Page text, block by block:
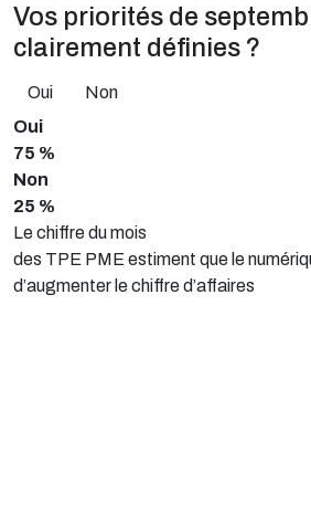
Vos priorités de
clairement définies ?
Oui
Non
Oui
75 %
Non
25 %
Le chiffre du mois
des TPE PME estiment que le
d’augmenter le chiffre d’affaires